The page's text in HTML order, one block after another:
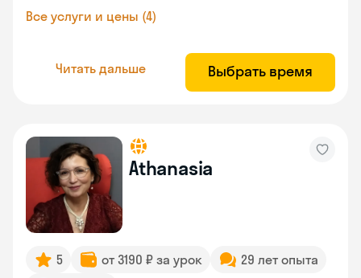
Все услуги и цены (4)
Читать дальше Выбрать время
Athanasia
5 от 3190 ₽ за урок
29 лет опыта